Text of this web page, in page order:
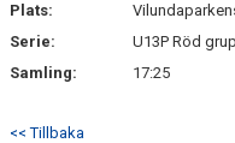
Plats:
Serie:
U13P Röd
Samling:
17:25
<< Tillbaka